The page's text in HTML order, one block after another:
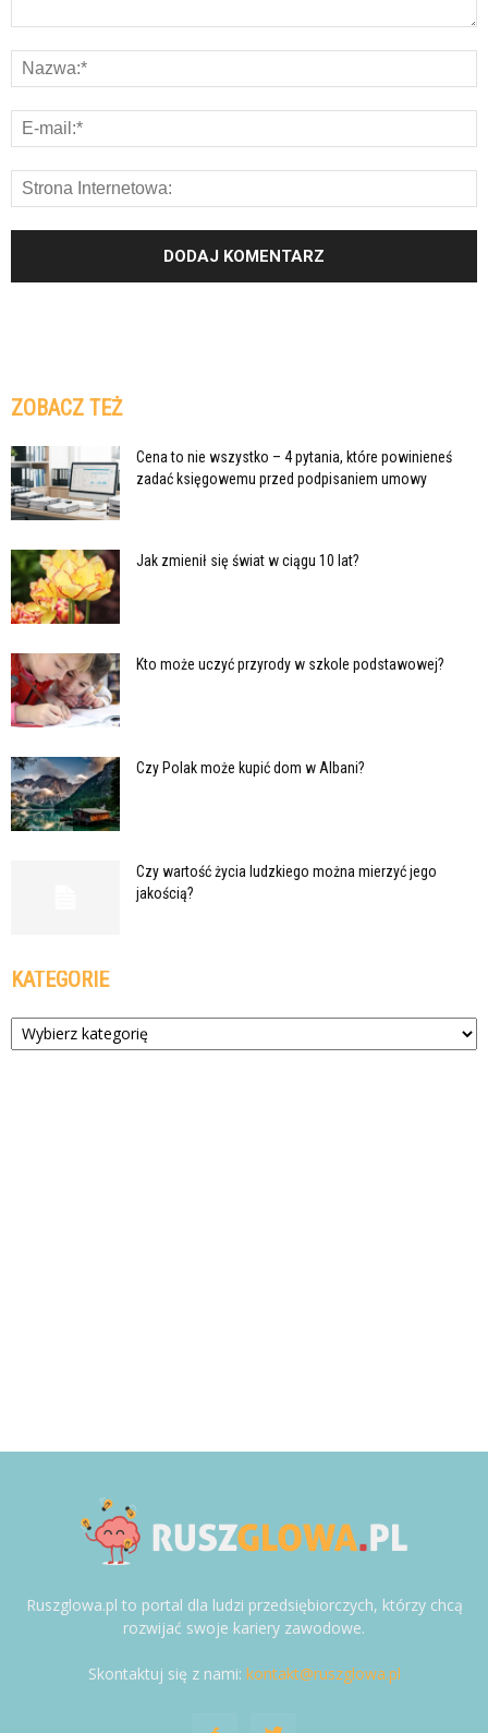
ZOBACZ TEŻ
Cena to nie wszystko – 4 pytania, które powinieneś
zadać księgowemu przed podpisaniem umowy
Jak zmienił się świat w ciągu 10 lat?
Kto może uczyć przyrody w szkole podstawowej?
Czy Polak może kupić dom w Albani?
Czy wartość życia ludzkiego można mierzyć jego
jakością?
KATEGORIE
Kategorie
Ruszglowa.pl to portal dla ludzi przedsiębiorczych, którzy chcą
rozwijać swoje kariery zawodowe.
Skontaktuj się z nami: kontakt@ruszglowa.pl